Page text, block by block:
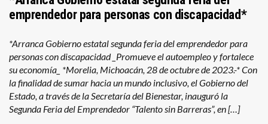
emprendedor para personas con discapacidad*
*Arranca Gobierno estatal segunda feria del emprendedor para
personas con discapacidad _Promueve el autoempleo y fortalece
su economía_ *Morelia, Michoacán, 28 de octubre de 2023.-* Con
la finalidad de sumar hacia un mundo inclusivo, el Gobierno del
Estado, a través de la Secretaría del Bienestar, inauguró la
Segunda Feria del Emprendedor “Talento sin Barreras”, en […]